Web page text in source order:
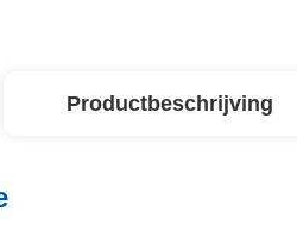
Productbeschrijving